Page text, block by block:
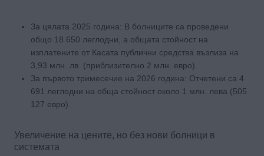
За цялата 2025 година: В болниците са проведени
общо 18 650 леглодни, а общата стойност на
изплатените от Касата публични средства възлиза на
3,93 млн. лв. (приблизително 2 млн. евро).
За първото тримесечие на 2026 година: Отчетени са 4
691 леглодни на обща стойност около 1 млн. лева (505
127 евро).
Увеличение на цените, но без нови болници в
системата